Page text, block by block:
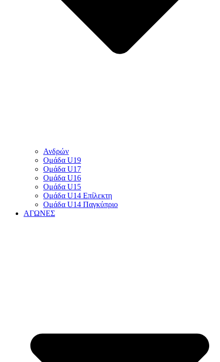
Ανδρών
Ομάδα U19
Ομάδα U17
Ομάδα U16
Ομάδα U15
Ομάδα U14 Επίλεκτη
Ομάδα U14 Παγκύπριο
ΑΓΩΝΕΣ